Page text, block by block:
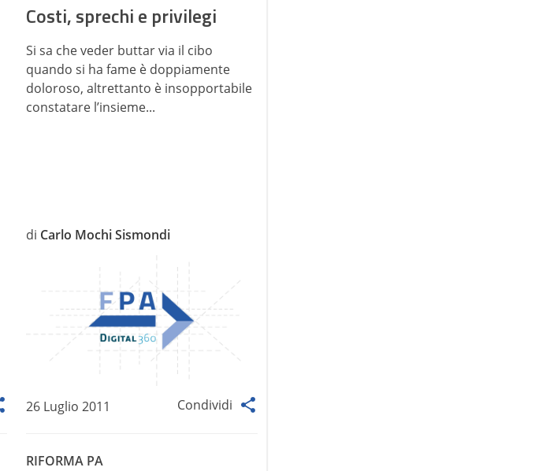
Costi, sprechi e privilegi
Si sa che veder buttar via il cibo
quando si ha fame è doppiamente
doloroso, altrettanto è insopportabile
constatare l’insieme...
di Carlo Mochi Sismondi
26 Luglio 2011 Condividi
RIFORMA PA